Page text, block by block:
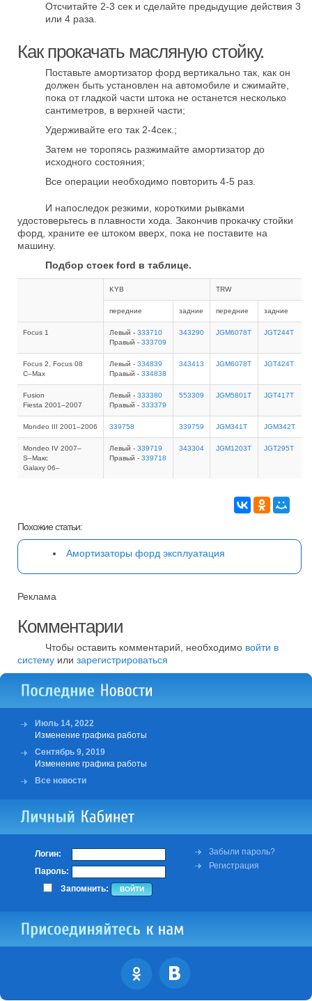
Отсчитайте 2-3 сек и сделайте предыдущие действия 3
или 4 раза.
Как прокачать масляную стойку.
Поставьте амортизатор форд вертикально так, как он
должен быть установлен на автомобиле и сжимайте,
пока от гладкой части штока не останется несколько
сантиметров, в верхней части;
Удерживайте его так 2-4сек.;
Затем не торопясь разжимайте амортизатор до
исходного состояния;
Все операции необходимо повторить 4-5 раз.
И напоследок резкими, короткими рывками
удостоверьтесь в плавности хода. Закончив прокачку стойки
форд, храните ее штоком вверх, пока не поставите на
машину.
Подбор стоек ford в таблице.
KYB TRW
передние задние передние задние
Focus 1 Левый - 333710
Правый - 333709
343290 JGM6078T JGT244T
Focus 2, Focus 08
C–Max
Левый - 334839
Правый - 334838
343413 JGM6078T JGT424T
Fusion
Fiesta 2001–2007
Левый - 333380
Правый - 333379
553309 JGM5801T JGT417T
Mondeo III 2001–2006 339758 339759 JGM341T JGM342T
Mondeo IV 2007–
S–Макс
Galaxy 06–
Левый - 339719
Правый - 339718
343304 JGM1203T JGT295T
Похожие статьи:
Амортизаторы форд эксплуатация
Реклама
Комментарии
Чтобы оставить комментарий, необходимо войти в
систему или зарегистрироваться
Июль 14, 2022
Изменение графика работы
Сентябрь 9, 2019
Изменение графика работы
Все новости
Логин:
Пароль:
Запомнить:
Забыли пароль?
Регистрация